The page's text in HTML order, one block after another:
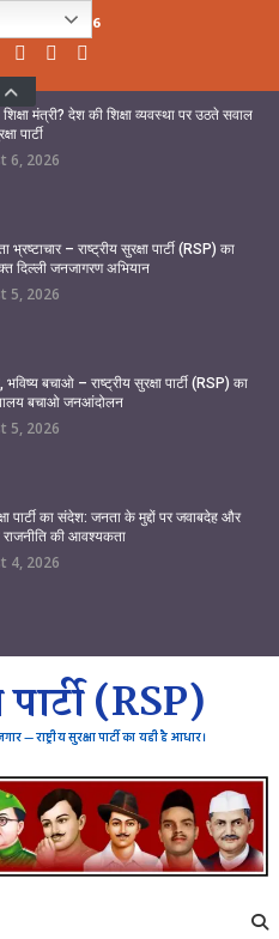
07, 2026
मंत्री? देश की शिक्षा व्यवस्था पर उठते सवाल
पार्टी
6, 2026
भ्रष्टाचार – राष्ट्रीय सुरक्षा पार्टी (RSP) का
दिल्ली जनजागरण अभियान
5, 2026
भविष्य बचाओ – राष्ट्रीय सुरक्षा पार्टी (RSP) का
बचाओ जनआंदोलन
5, 2026
पार्टी का संदेश: जनता के मुद्दों पर जवाबदेह और
राजनीति की आवश्यकता
4, 2026
पार्टी (RSP)
— राष्ट्रीय सुरक्षा पार्टी का यही है आधार।